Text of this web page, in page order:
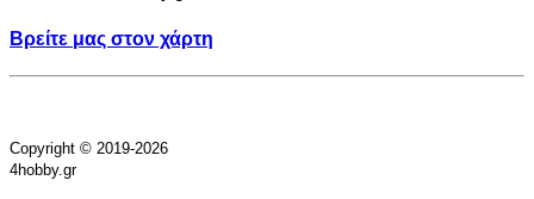
Βρείτε μας στον χάρτη
Copyright © 2019-2026
4hobby.gr